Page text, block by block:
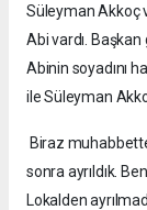
Süleyman Akkoç
Abi vardı.
Abinin soyadını
ile Süleyman
Biraz
sonra ayrıldık.
Lokalden